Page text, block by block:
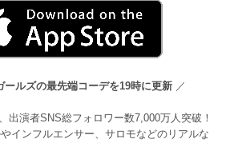
ールズの最先端コーデを19時に更新 ／
出演者SNS総フォロワー数7,000万人突破！
インフルエンサー、サロモなどのリアルな